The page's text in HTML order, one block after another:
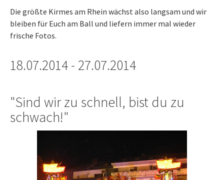
Die größte Kirmes am Rhein wächst also langsam und wir
bleiben für Euch am Ball und liefern immer mal wieder
frische Fotos.
18.07.2014 - 27.07.2014
"Sind wir zu schnell, bist du zu
schwach!"